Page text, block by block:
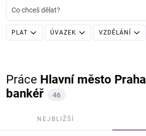
Co chceš dělat?
PLAT ÚVAZEK VZDĚLÁNÍ
Práce Hlavní město Praha
bankéř
46
NEJBLIŽŠÍ